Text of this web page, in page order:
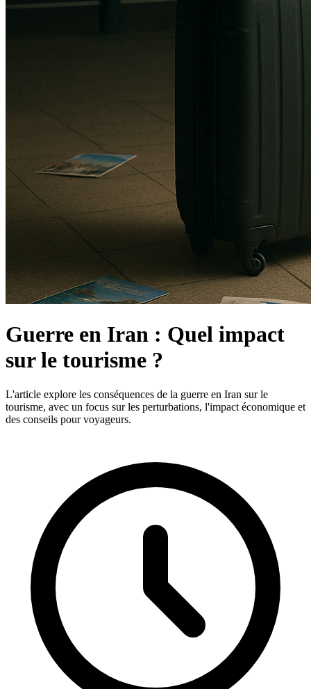
Guerre en Iran : Quel impact
sur le tourisme ?
L'article explore les conséquences de la guerre en Iran sur le
tourisme, avec un focus sur les perturbations, l'impact économique et
des conseils pour voyageurs.